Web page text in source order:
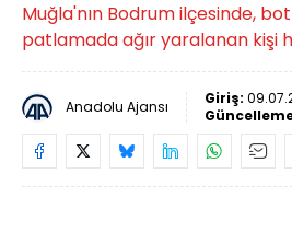
Muğla'nın Bodrum ilçesinde,
patlamada ağır yaralanan kişi
Anadolu Ajansı Giriş: